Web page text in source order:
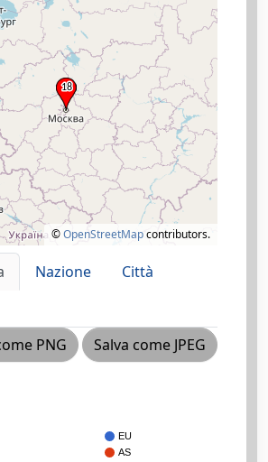
©OpenStreetMapcontributors.
Nazione
Città
PNG
Salva come JPEG
EU
AS